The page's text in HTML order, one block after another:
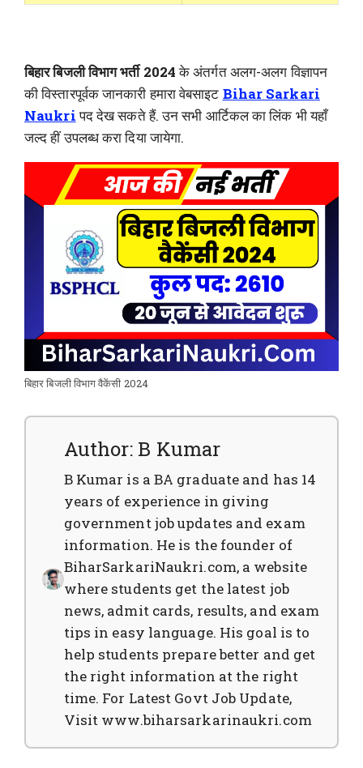
बिहार बिजली विभाग भर्ती 2024के अंतर्गत अलग-अलग विज्ञापन
की विस्तारपूर्वक जानकारी हमारा वेबसाइट Bihar Sarkari
Naukriपद देख सकते हैं. उन सभी आर्टिकल का लिंक भी यहाँ
जल्द हीं उपलब्ध करा दिया जायेगा.
बिहार बिजली विभाग वैकेंसी 2024
Author: B Kumar
B Kumar is a BA graduate and has 14
years of experience in giving
government job updates and exam
information. He is the founder of
BiharSarkariNaukri.com, a website
where students get the latest job
news, admit cards, results, and exam
tips in easy language. His goal is to
help students prepare better and get
the right information at the right
time. For Latest Govt Job Update,
Visit www.biharsarkarinaukri.com